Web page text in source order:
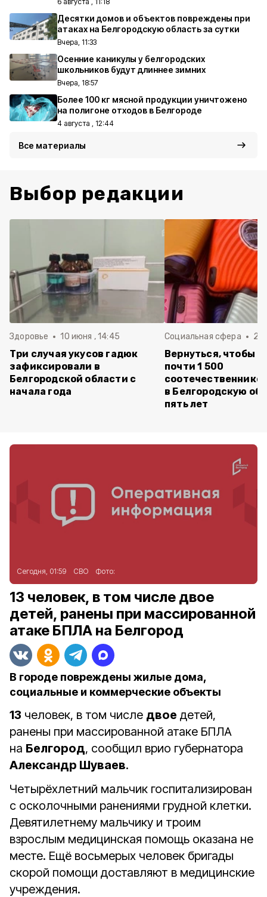
Десятки домов и объектов повреждены при
атаках на Белгородскую область за сутки
Вчера, 11:33
Осенние каникулы у белгородских
школьников будут длиннее зимних
Вчера, 18:57
Более 100 кг мясной продукции уничтожено
на полигоне отходов в Белгороде
4 августа , 12:44
Все материалы
Выбор редакции
Здоровье 10 июня , 14:45
Три случая укусов гадюк
зафиксировали в
Белгородской области с
начала года
Социальная сфера 20
Вернуться, чтобы
почти 1 500
в Белгородскую
пять лет
Сегодня, 01:59 СВО Фото:
13 человек, в том числе двое
детей, ранены при массированной
атаке БПЛА на Белгород
В городе повреждены жилые дома,
социальные и коммерческие объекты
13 человек, в том числе двое детей,
ранены при массированной атаке БПЛА
на Белгород, сообщил врио губернатора
Александр Шуваев.
Четырёхлетний мальчик госпитализирован
с осколочными ранениями грудной клетки.
Девятилетнему мальчику и троим
взрослым медицинская помощь оказана не
месте. Ещё восьмерых человек бригады
скорой помощи доставляют в медицинские
учреждения.